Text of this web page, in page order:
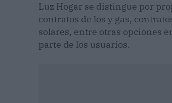
Luz Hogar se distingue por
contratos de los y gas,
solares, entre otras opciones
parte de los usuarios.